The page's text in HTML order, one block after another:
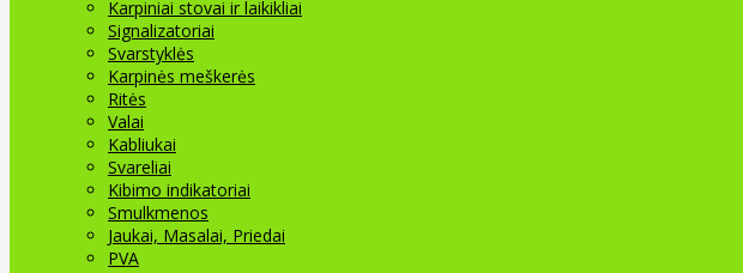
Karpiniai stovai ir laikikliai
Signalizatoriai
Svarstyklės
Karpinės meškerės
Ritės
Valai
Kabliukai
Svareliai
Kibimo indikatoriai
Smulkmenos
Jaukai, Masalai, Priedai
PVA